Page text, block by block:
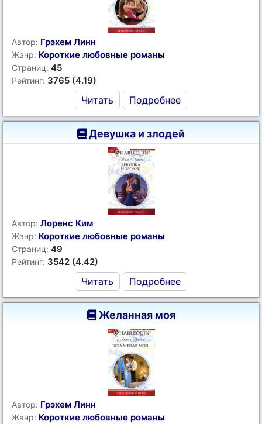
Автор: Грэхем Линн
Жанр: Короткие любовные романы
Страниц: 45
Рейтинг: 3765 (4.19)
Читать Подробнее
Девушка и злодей
Автор: Лоренс Ким
Жанр: Короткие любовные романы
Страниц: 49
Рейтинг: 3542 (4.42)
Читать Подробнее
Желанная моя
Автор: Грэхем Линн
Жанр: Короткие любовные романы